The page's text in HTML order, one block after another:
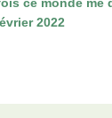
2022